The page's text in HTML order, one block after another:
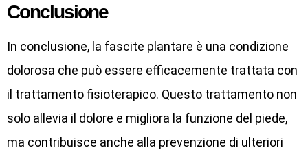
Conclusione
In conclusione, la fascite plantare è una condizione
dolorosa che può essere efficacemente trattata con
il trattamento fisioterapico. Questo trattamento non
solo allevia il dolore e migliora la funzione del piede,
ma contribuisce anche alla prevenzione di ulteriori